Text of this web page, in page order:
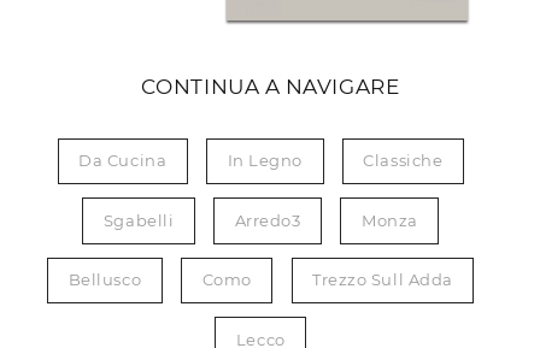
CONTINUA A NAVIGARE
Da Cucina In Legno Classiche
Sgabelli Arredo3 Monza
Bellusco Como Trezzo Sull Adda
Lecco